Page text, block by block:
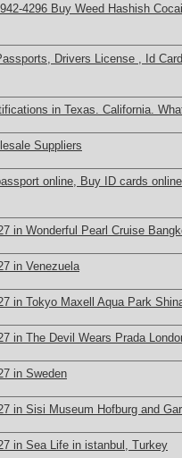
4296 Buy Weed Hashish
Drivers License , Id
in Texas. California.
Suppliers
online, Buy ID cards
in Wonderful Pearl Cruise
in Venezuela
in Tokyo Maxell Aqua Park
in The Devil Wears Prada
in Sweden
in Sisi Museum Hofburg and
in Sea Life in istanbul, Turkey